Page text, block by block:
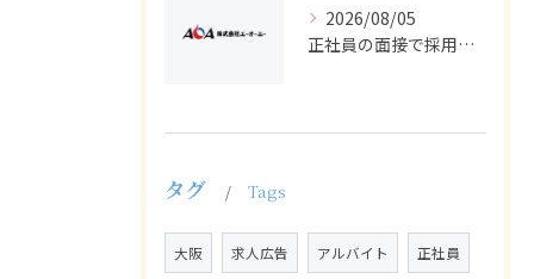
2026/08/05
正社員の面接で採用に近づく求人広告とバイト経験の活かし方を徹底解説
タグ Tags
大阪 求人広告 アルバイト 正社員